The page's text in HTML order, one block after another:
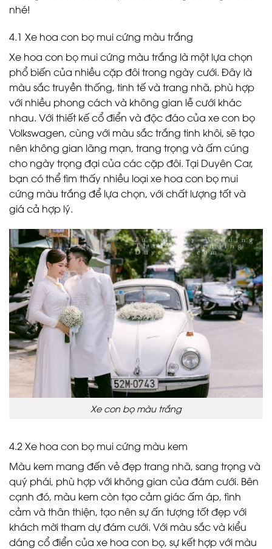
nhé!
4.1 Xe hoa con bọ mui cứng màu trắng
Xe hoa con bọ mui cứng màu trắng là một lựa chọn
phổ biến của nhiều cặp đôi trong ngày cưới. Đây là
màu sắc truyền thống, tinh tế và trang nhã, phù hợp
với nhiều phong cách và không gian lễ cưới khác
nhau. Với thiết kế cổ điển và độc đáo của xe con bọ
Volkswagen, cùng với màu sắc trắng tinh khôi, sẽ tạo
nên không gian lãng mạn, trang trọng và ấm cúng
cho ngày trọng đại của các cặp đôi. Tại Duyên Car,
bạn có thể tìm thấy nhiều loại xe hoa con bọ mui
cứng màu trắng để lựa chọn, với chất lượng tốt và
giá cả hợp lý.
Xe con bọ màu trắng
4.2 Xe hoa con bọ mui cứng màu kem
Màu kem mang đến vẻ đẹp trang nhã, sang trọng và
quý phái, phù hợp với không gian của đám cưới. Bên
cạnh đó, màu kem còn tạo cảm giác ấm áp, tình
cảm và thân thiện, tạo nên sự ấn tượng tốt đẹp với
khách mời tham dự đám cưới. Với màu sắc và kiểu
dáng cổ điển của xe hoa con bọ, sự kết hợp với màu